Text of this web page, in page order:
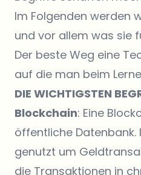
Im Folgenden werden
und vor allem was sie
Der beste Weg eine
auf die man beim
DIE WICHTIGSTEN
Blockchain: Eine
öffentliche
genutzt um
die Transaktionen in